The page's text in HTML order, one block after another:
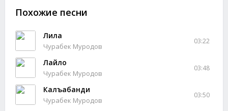
Похожие песни
Лила
Чурабек Муродов
03:22
Лайло
Чурабек Муродов
03:48
Калъабанди
Чурабек Муродов
03:50